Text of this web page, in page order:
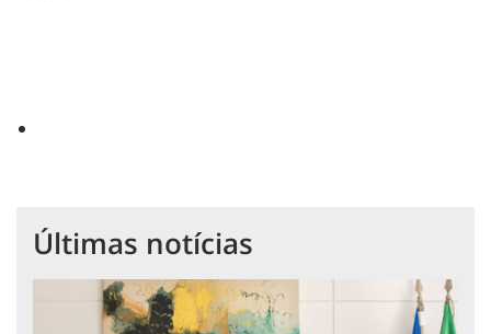
Últimas notícias